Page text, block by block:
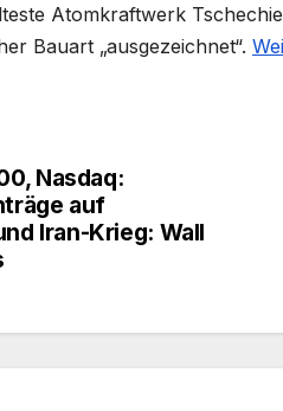
Atomkraftwerk
Bauart „ausgezeichnet“.
Nasdaq:
auf
Iran-Krieg: Wall